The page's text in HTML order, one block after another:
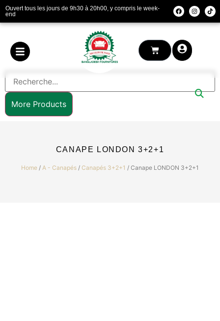
Ouvert tous les jours de 9h30 à 20h00, y compris le week-
end
More Products
CANAPE LONDON 3+2+1
Home / A - Canapés / Canapés 3+2+1 / Canape LONDON 3+2+1